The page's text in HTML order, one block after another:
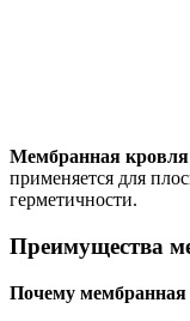
Мембранная кровля
применяется для
герметичности.
Преимущества
Почему мембранная